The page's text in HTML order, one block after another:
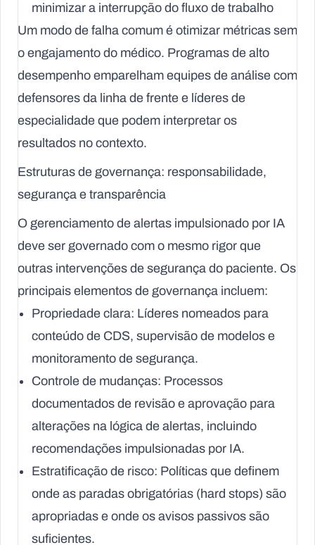
minimizar a interrupção do fluxo de trabalho
Um modo de falha comum é otimizar métricas sem
o engajamento do médico. Programas de alto
desempenho emparelham equipes de análise com
defensores da linha de frente e líderes de
especialidade que podem interpretar os
resultados no contexto.
Estruturas de governança: responsabilidade,
segurança e transparência
O gerenciamento de alertas impulsionado por IA
deve ser governado com o mesmo rigor que
outras intervenções de segurança do paciente. Os
principais elementos de governança incluem:
Propriedade clara: Líderes nomeados para
conteúdo de CDS, supervisão de modelos e
monitoramento de segurança.
Controle de mudanças: Processos
documentados de revisão e aprovação para
alterações na lógica de alertas, incluindo
recomendações impulsionadas por IA.
Estratificação de risco: Políticas que definem
onde as paradas obrigatórias (hard stops) são
apropriadas e onde os avisos passivos são
suficientes.